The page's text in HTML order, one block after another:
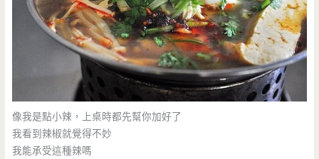
像我是點小辣，上桌時都先幫你加好了
我看到辣椒就覺得不妙
我能承受這種辣嗎